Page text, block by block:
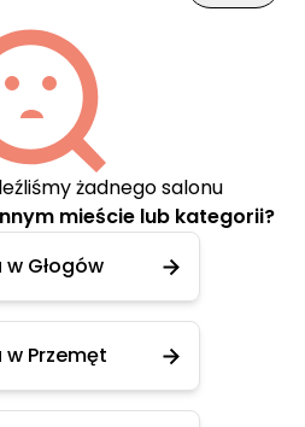
żadnego salonu
mieście lub kategorii?
Głogów
Przemęt